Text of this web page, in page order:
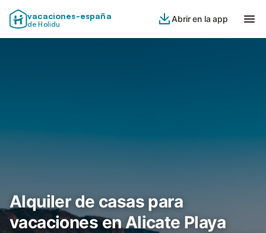
vacaciones-españa
de Holidu
Abrir en la app
Alquiler de casas para
vacaciones en Alicate Playa